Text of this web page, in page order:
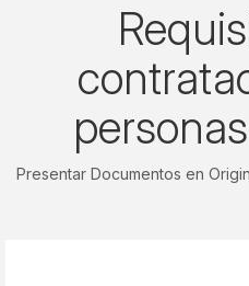
Presentar Documentos en